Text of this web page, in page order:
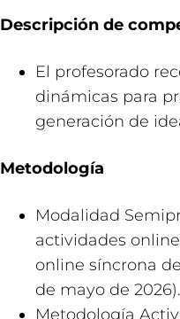
Descripción de
El profesorado
dinámicas para
generación de
Metodología
Modalidad
actividades
online síncrona de
de mayo de 2026).
Metodología